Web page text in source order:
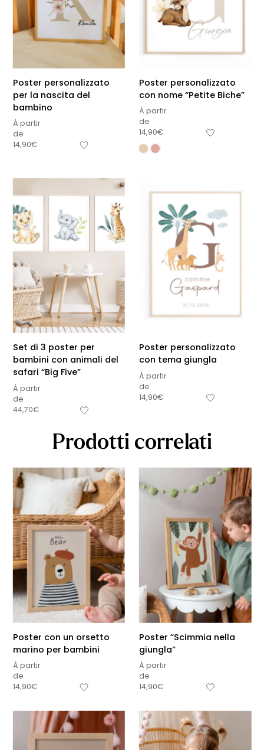
Poster personalizzato
per la nascita del
bambino
À partir
de
14,90€
Poster personalizzato
con nome “Petite Biche”
À partir
de
14,90€
Set di 3 poster per
bambini con animali del
safari “Big Five”
À partir
de
44,70€
Poster personalizzato
con tema giungla
À partir
de
14,90€
Prodotti correlati
Poster con un orsetto
marino per bambini
À partir
de
14,90€
Poster “Scimmia nella
giungla”
À partir
de
14,90€